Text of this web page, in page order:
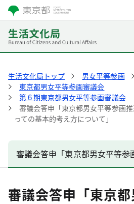
生活文化局トップ 男女平等参画
東京都男女平等参画審議会
第６期東京都男女平等参画審議会
審議会答申「東京都男女平等参画
っての基本的考え方について」
審議会答申「東京都男女平等
審議会答申「東京